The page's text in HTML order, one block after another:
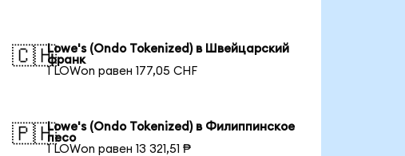
🇨🇭Lowe's (Ondo Tokenized) в Швейцарский
франк
1 LOWon равен 177,05 CHF
🇵🇭Lowe's (Ondo Tokenized) в Филиппинское
песо
1 LOWon равен 13 321,51 ₱